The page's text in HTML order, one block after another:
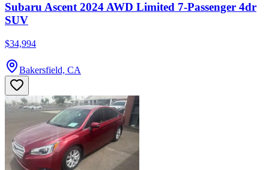
Subaru Ascent 2024 AWD Limited 7-Passenger 4dr
SUV
$34,994
Bakersfield, CA